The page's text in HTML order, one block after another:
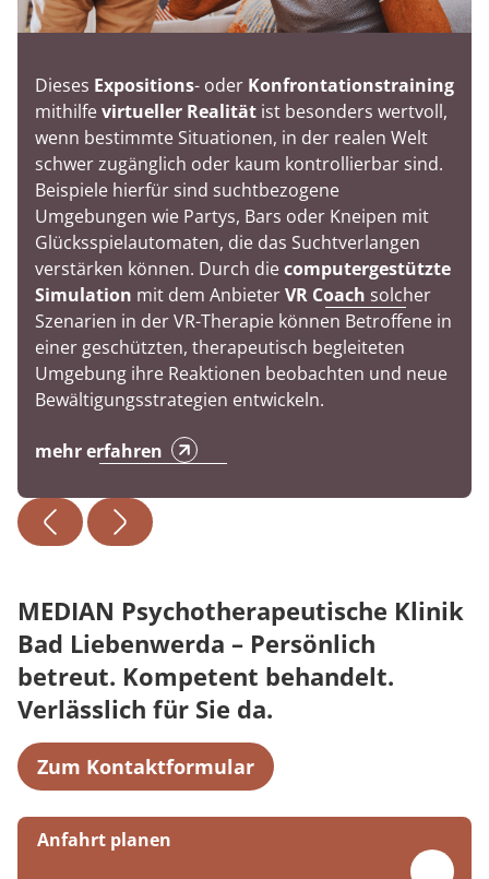
Dieses Expositions- oder Konfrontationstraining
mithilfevirtueller Realität ist besonders wertvoll,
wenn bestimmte Situationen, in der realen Welt
schwer zugänglich oder kaum kontrollierbar sind.
Beispiele hierfür sind suchtbezogene
Umgebungen wie Partys, Bars oder Kneipen mit
Glücksspielautomaten, die das Suchtverlangen
verstärken können. Durch diecomputergestützte
Simulation mit dem AnbieterVR Coach solcher
Szenarien in der VR-Therapie können Betroffene in
einer geschützten, therapeutisch begleiteten
Umgebung ihre Reaktionen beobachten und neue
Bewältigungsstrategien entwickeln.
mehr erfahren
MEDIAN Psychotherapeutische Klinik
Bad Liebenwerda – Persönlich
betreut. Kompetent behandelt.
Verlässlich für Sie da.
Zum Kontaktformular
Anfahrt planen